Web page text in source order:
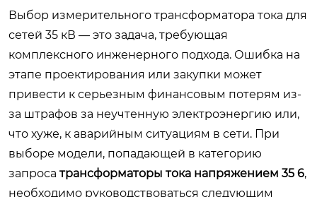
Выбор измерительного трансформатора тока для
сетей 35 кВ — это задача, требующая
комплексного инженерного подхода. Ошибка на
этапе проектирования или закупки может
привести к серьезным финансовым потерям из-
за штрафов за неучтенную электроэнергию или,
что хуже, к аварийным ситуациям в сети. При
выборе модели, попадающей в категорию
запроса трансформаторы тока напряжением 35 6,
необходимо руководствоваться следующим